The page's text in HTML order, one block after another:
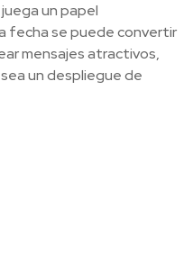
un papel
fecha se puede convertir
mensajes atractivos,
un despliegue de